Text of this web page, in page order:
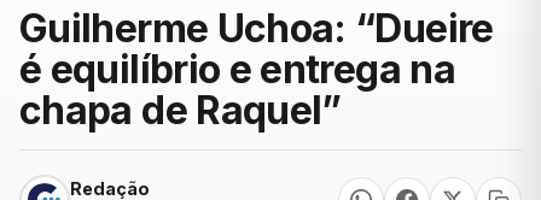
Guilherme Uchoa: “Dueire
é equilíbrio e entrega na
chapa de Raquel”
Redação